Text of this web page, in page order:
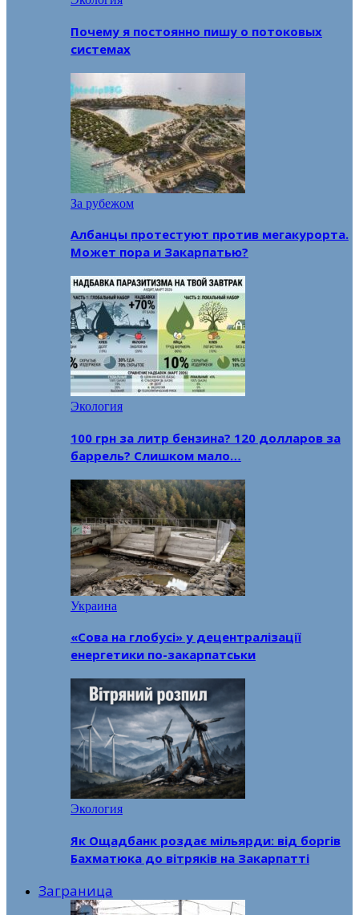
Почему я постоянно пишу о потоковых
системах
За рубежом
Албанцы протестуют против мегакурорта.
Может пора и Закарпатью?
Экология
100 грн за литр бензина? 120 долларов за
баррель? Слишком мало…
Украина
«Сова на глобусі» у децентралізації
енергетики по-закарпатськи
Экология
Як Ощадбанк роздає мільярди: від боргів
Бахматюка до вітряків на Закарпатті
Заграница